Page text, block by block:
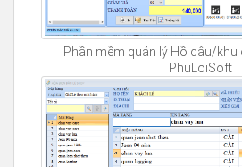
Phần mềm quản lý Hồ câu/khu
PhuLoiSoft